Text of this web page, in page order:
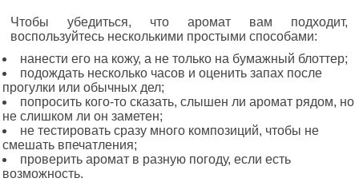
Чтобы убедиться, что аромат вам подходит,
воспользуйтесь несколькими простыми способами:
нанести его на кожу, а не только на бумажный блоттер;
подождать несколько часов и оценить запах после
прогулки или обычных дел;
попросить кого-то сказать, слышен ли аромат рядом, но
не слишком ли он заметен;
не тестировать сразу много композиций, чтобы не
смешать впечатления;
проверить аромат в разную погоду, если есть
возможность.